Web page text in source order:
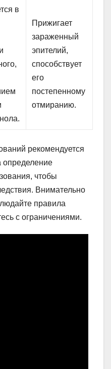
в
Прижигает
зараженный
эпителий,
способствует
его
постепенному
отмиранию.
рекомендуется
определение
чтобы
Внимательно
правила
с ограничениями.